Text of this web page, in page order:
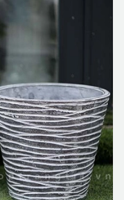
CẢNH CÂY GIẢ
BÀN